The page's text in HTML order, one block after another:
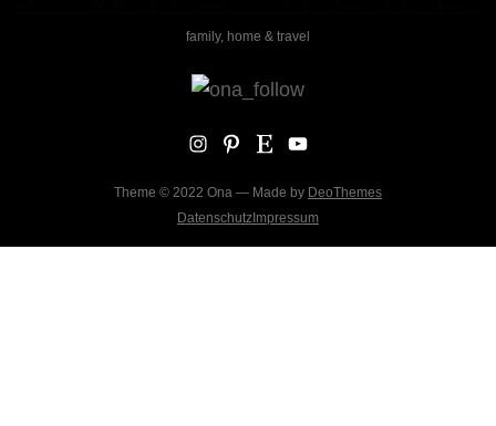
family, home & travel
Instagram Pinterest Etsy YouTube
Theme © 2022 Ona — Made by DeoThemes
DatenschutzImpressum